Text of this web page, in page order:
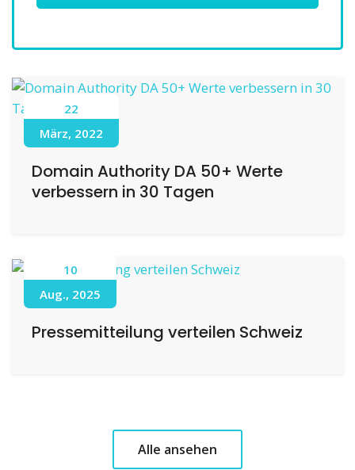
22
März, 2022
Domain Authority DA 50+ Werte
verbessern in 30 Tagen
10
Aug., 2025
Pressemitteilung verteilen Schweiz
Alle ansehen